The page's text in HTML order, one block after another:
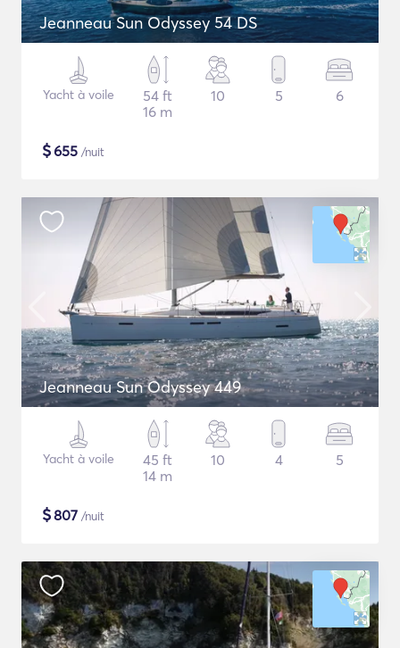
Jeanneau Sun Odyssey 54 DS
Yacht à voile
54 ft
16 m
10 5 6
$655 /nuit
Jeanneau Sun Odyssey 449
Yacht à voile
45 ft
14 m
10 4 5
$807 /nuit